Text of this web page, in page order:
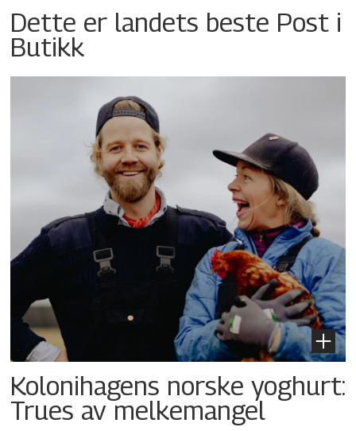
Dette er landets beste Post i
Butikk
Kolonihagens norske yoghurt:
Trues av melkemangel